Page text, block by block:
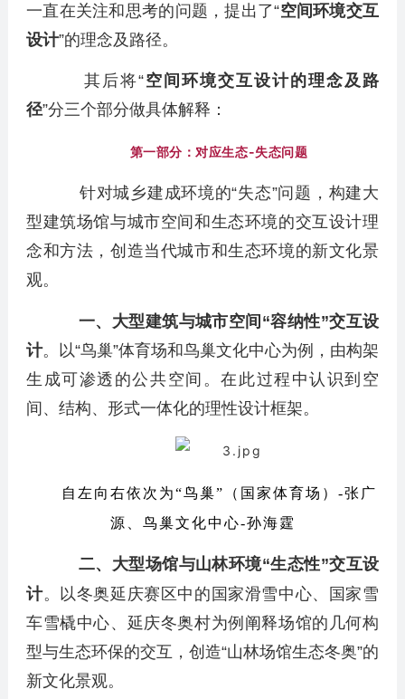
一直在关注和思考的问题，提出了“空间环境交互
设计”的理念及路径。
其后将“空间环境交互设计的理念及路
径”分三个部分做具体解释：
第一部分：对应生态-失态问题
针对城乡建成环境的“失态”问题，构建大
型建筑场馆与城市空间和生态环境的交互设计理
念和方法，创造当代城市和生态环境的新文化景
观。
一、大型建筑与城市空间“容纳性”交互设
计。以“鸟巢”体育场和鸟巢文化中心为例，由构架
生成可渗透的公共空间。在此过程中认识到空
间、结构、形式一体化的理性设计框架。
自左向右依次为“鸟巢”（国家体育场）-张广
源、鸟巢文化中心-孙海霆
二、大型场馆与山林环境“生态性”交互设
计。以冬奥延庆赛区中的国家滑雪中心、国家雪
车雪橇中心、延庆冬奥村为例阐释场馆的几何构
型与生态环保的交互，创造“山林场馆生态冬奥”的
新文化景观。